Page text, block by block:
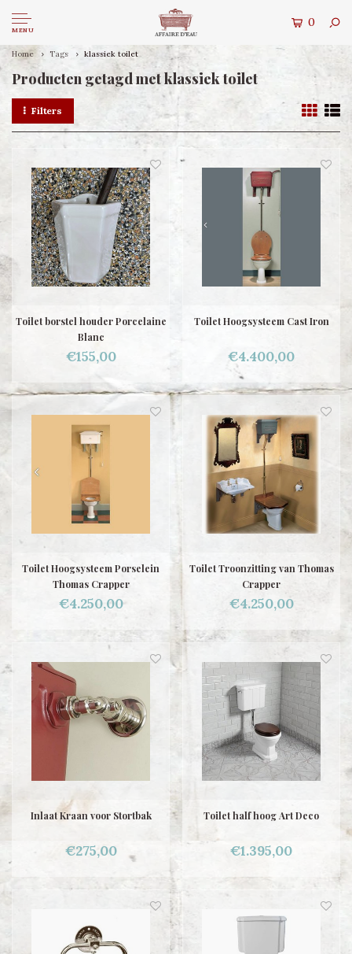
MENU
0
Home Tags klassiek toilet
Producten getagd met klassiek toilet
Filters
Toilet borstel houder Porcelaine
Blanc
€155,00
Toilet Hoogsysteem Cast Iron
€4.400,00
Toilet Hoogsysteem Porselein
Thomas Crapper
€4.250,00
Toilet Troonzitting van Thomas
Crapper
€4.250,00
Inlaat Kraan voor Stortbak
€275,00
Toilet half hoog Art Deco
€1.395,00